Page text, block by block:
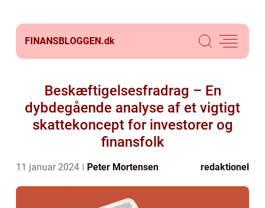
FINANSBLOGGEN.dk
Beskæftigelsesfradrag – En
dybdegående analyse af et vigtigt
skattekoncept for investorer og
finansfolk
11 januar 2024 Peter Mortensen redaktionel